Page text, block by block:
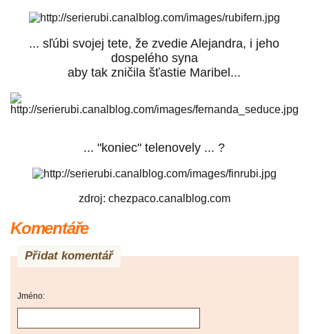
... sľúbi svojej tete, že zvedie Alejandra, i jeho
dospelého syna
aby tak zničila šťastie Maribel...
... "koniec" telenovely ... ?
zdroj: chezpaco.canalblog.com
Komentáře
Přidat komentář
Jméno: